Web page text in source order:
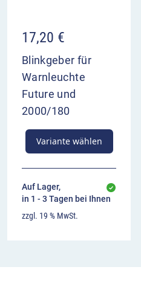
17,20 €
Blinkgeber für
Warnleuchte
Future und
2000/180
Variante wählen
Auf Lager,
in 1 - 3 Tagen bei Ihnen
zzgl. 19 % MwSt.